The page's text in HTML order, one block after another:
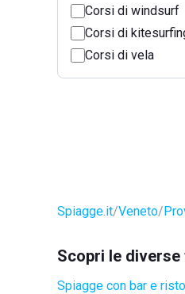
Corsi di windsurf
Corsi di
Corsi di vela
Spiagge.it Veneto
Scopri le
Spiagge con bar e